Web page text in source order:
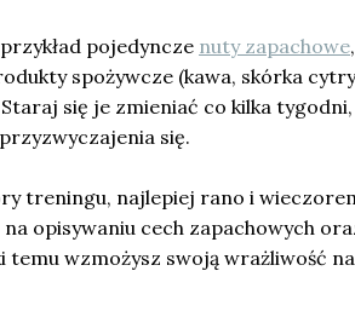
pojedyncze nuty zapachowe,
spożywcze (kawa, skórka
się je zmieniać co kilka tygodni,
się.
treningu, najlepiej rano i
opisywaniu cech zapachowych
temu wzmożysz swoją wrażliwość na